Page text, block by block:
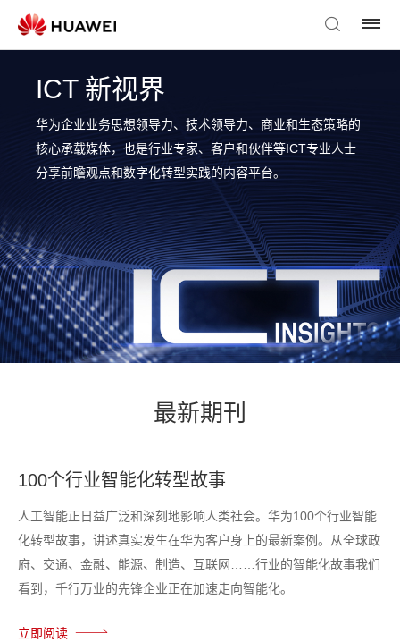
ICT 新视界
华为企业业务思想领导力、技术领导力、商业和生态策略的
核心承载媒体，也是行业专家、客户和伙伴等ICT专业人士
分享前瞻观点和数字化转型实践的内容平台。
最新期刊
100个行业智能化转型故事
人工智能正日益广泛和深刻地影响人类社会。华为100个行业智能
化转型故事，讲述真实发生在华为客户身上的最新案例。从全球政
府、交通、金融、能源、制造、互联网……行业的智能化故事我们
看到，千行万业的先锋企业正在加速走向智能化。
立即阅读